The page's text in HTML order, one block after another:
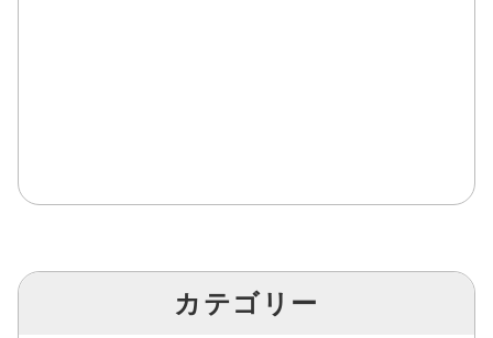
カテゴリー